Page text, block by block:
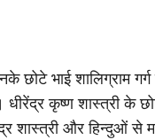
छोटे भाई शालिग्राम
कृष्ण शास्त्री के
शास्त्री और हिन्दुओं से